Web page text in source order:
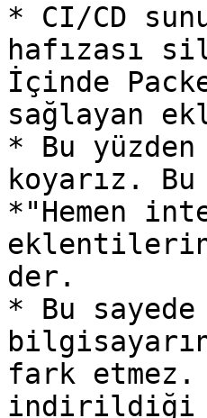
* CI/CD
hafızası
İçinde
sağlayan
* Bu
koyarız.
*"Hemen
der.
* Bu
fark
indirildiği